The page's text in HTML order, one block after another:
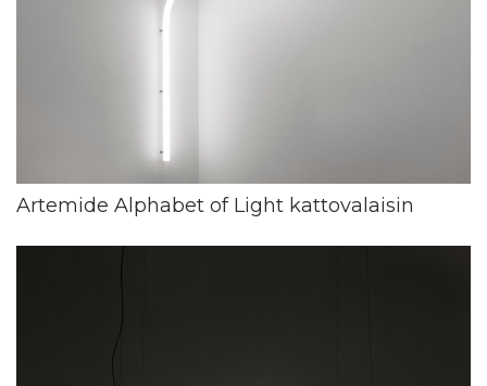
Artemide Alphabet of Light kattovalaisin